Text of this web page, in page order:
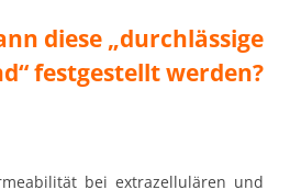
diese „durchlässige
festgestellt werden?
bei extrazellulären und